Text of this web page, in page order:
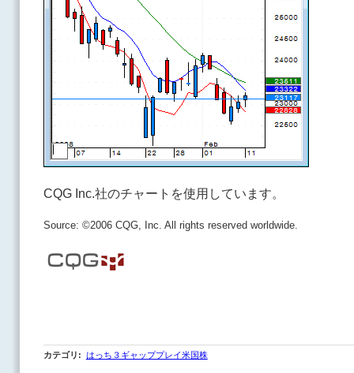
CQG Inc.社のチャートを使用しています。
Source: ©2006 CQG, Inc. All rights reserved worldwide.
カテゴリ : はっち３ギャッププレイ米国株